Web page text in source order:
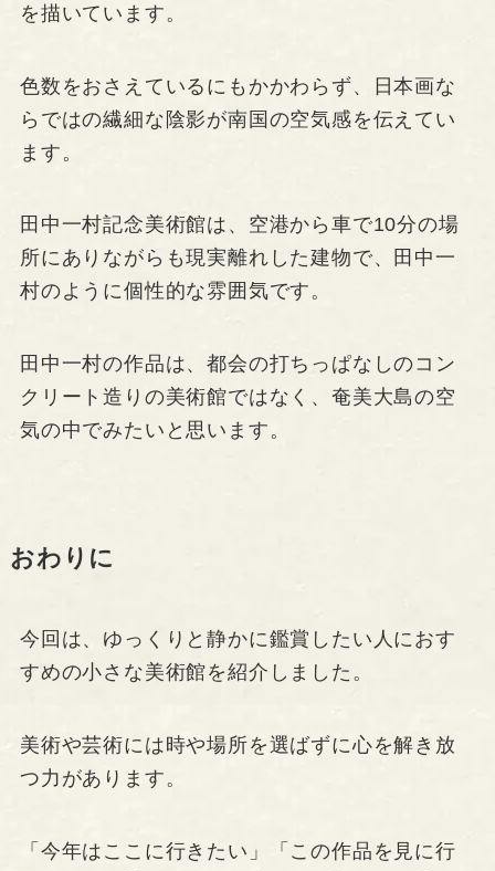
を描いています。
色数をおさえているにもかかわらず、日本画な
らではの繊細な陰影が南国の空気感を伝えてい
ます。
田中一村記念美術館は、空港から車で10分の場
所にありながらも現実離れした建物で、田中一
村のように個性的な雰囲気です。
田中一村の作品は、都会の打ちっぱなしのコン
クリート造りの美術館ではなく、奄美大島の空
気の中でみたいと思います。
おわりに
今回は、ゆっくりと静かに鑑賞したい人におす
すめの小さな美術館を紹介しました。
美術や芸術には時や場所を選ばずに心を解き放
つ力があります。
「今年はここに行きたい」「この作品を見に行